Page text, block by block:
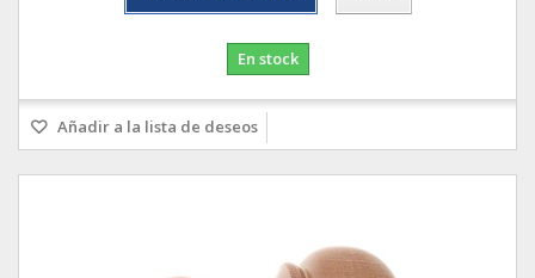
En stock
Añadir a la lista de deseos